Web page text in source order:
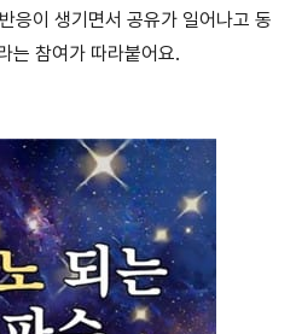
응이 생기면서 공유가 일어나고 동
는 참여가 따라붙어요.